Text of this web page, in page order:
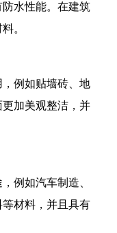
水性能。在建筑
。
例如贴墙砖、地
加美观整洁，并
例如汽车制造、
材料，并且具有